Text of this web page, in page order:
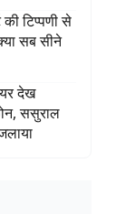
टिप्पणी से
सब सीने
देख
ससुराल